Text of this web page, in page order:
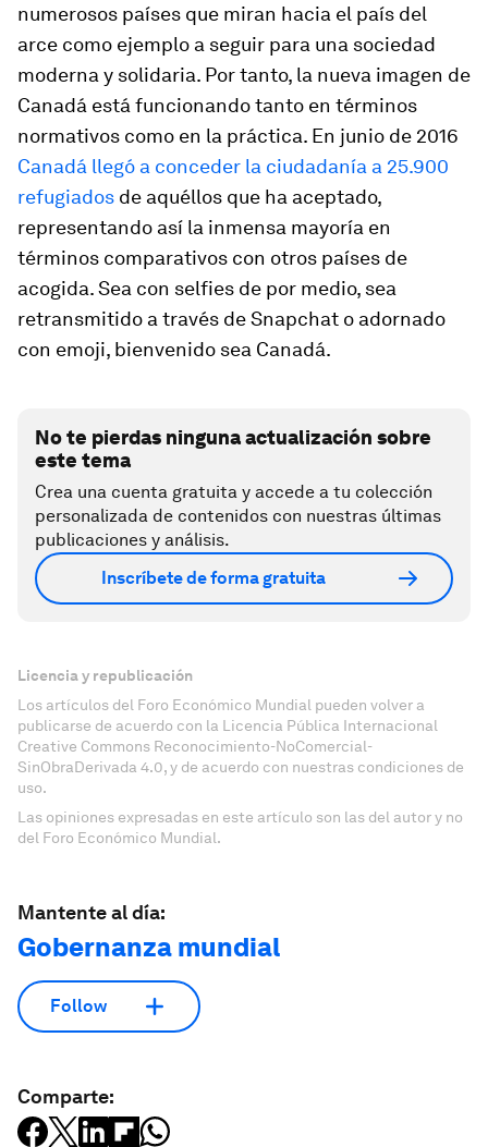
numerosos países que miran hacia el país del
arce como ejemplo a seguir para una sociedad
moderna y solidaria. Por tanto, la nueva imagen de
Canadá está funcionando tanto en términos
normativos como en la práctica. En junio de 2016
Canadá llegó a conceder la ciudadanía a 25.900
refugiados de aquéllos que ha aceptado,
representando así la inmensa mayoría en
términos comparativos con otros países de
acogida. Sea con selfies de por medio, sea
retransmitido a través de Snapchat o adornado
con emoji, bienvenido sea Canadá.
No te pierdas ninguna actualización sobre
este tema
Crea una cuenta gratuita y accede a tu colección
personalizada de contenidos con nuestras últimas
publicaciones y análisis.
Inscríbete de forma gratuita
Licencia y republicación
Los artículos del Foro Económico Mundial pueden volver a
publicarse de acuerdo con la Licencia Pública Internacional
Creative Commons Reconocimiento-NoComercial-
SinObraDerivada 4.0, y de acuerdo con nuestras condiciones de
uso.
Las opiniones expresadas en este artículo son las del autor y no
del Foro Económico Mundial.
Mantente al día:
Gobernanza mundial
Follow
Comparte: